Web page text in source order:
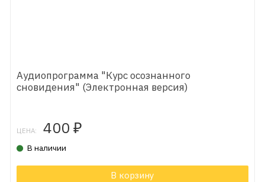
Аудиопрограмма "Курс осознанного
сновидения" (Электронная версия)
ЦЕНА: 400 ₽
В наличии
В корзину